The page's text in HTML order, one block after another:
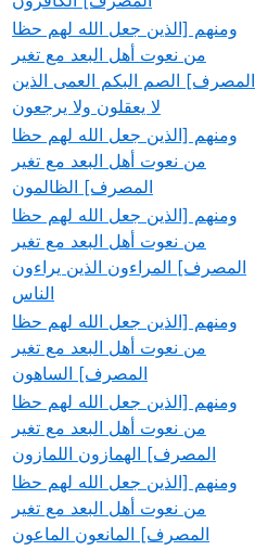
ومنهم [الذين جعل الله لهم حظا
من نعوت أهل البعد مع تغير
المصرف] الصم البكم العمى الذين
لا يعقلون ولا يرجعون
ومنهم [الذين جعل الله لهم حظا
من نعوت أهل البعد مع تغير
المصرف] الظالمون
ومنهم [الذين جعل الله لهم حظا
من نعوت أهل البعد مع تغير
المصرف] المراءون الذين يراءون
الناس
ومنهم [الذين جعل الله لهم حظا
من نعوت أهل البعد مع تغير
المصرف] الساهون
ومنهم [الذين جعل الله لهم حظا
من نعوت أهل البعد مع تغير
المصرف] الهمازون اللمازون
ومنهم [الذين جعل الله لهم حظا
من نعوت أهل البعد مع تغير
المصرف] المانعون الماعون